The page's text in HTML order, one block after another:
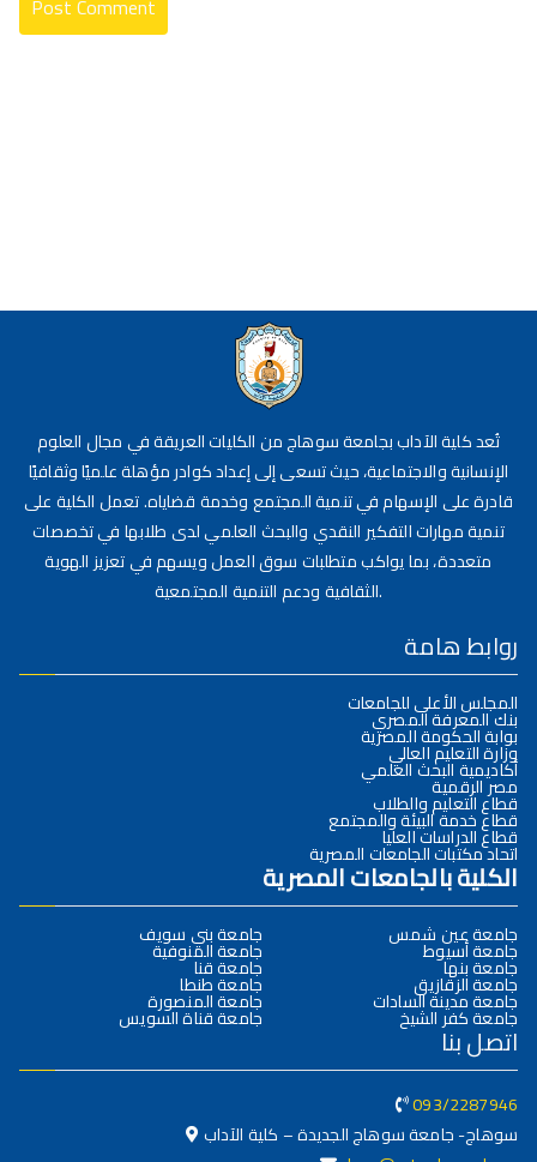
تُعد كلية الآداب بجامعة سوهاج من الكليات العريقة في مجال العلوم
الإنسانية والاجتماعية، حيث تسعى إلى إعداد كوادر مؤهلة علميًا وثقافيًا
قادرة على الإسهام في تنمية المجتمع وخدمة قضاياه. تعمل الكلية على
تنمية مهارات التفكير النقدي والبحث العلمي لدى طلابها في تخصصات
متعددة، بما يواكب متطلبات سوق العمل ويسهم في تعزيز الهوية
الثقافية ودعم التنمية المجتمعية.
روابط هامة
المجلس الأعلى للجامعات
بنك المعرفة المصري
بوابة الحكومة المصرية
وزارة التعليم العالي
أكاديمية البحث العلمي
مصر الرقمية
قطاع التعليم والطلاب
قطاع خدمة البيئة والمجتمع
قطاع الدراسات العليا
اتحاد مكتبات الجامعات المصرية
الكلية بالجامعات المصرية
جامعة عين شمس
جامعة أسيوط
جامعة بنها
جامعة الزقازيق
جامعة مدينة السادات
جامعة كفر الشيخ
جامعة بني سويف
جامعة المنوفية
جامعة قنا
جامعة طنطا
جامعة المنصورة
جامعة قناة السويس
اتصل بنا
093/2287946
سوهاج- جامعة سوهاج الجديدة – كلية الآداب